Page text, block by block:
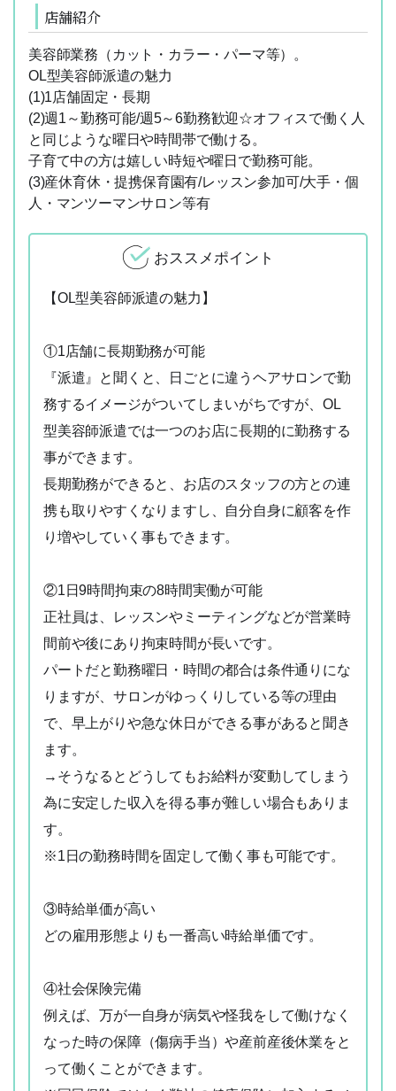
店舗紹介
美容師業務（カット・カラー・パーマ等）。
OL型美容師派遣の魅力
(1)1店舗固定・長期
(2)週1～勤務可能/週5～6勤務歓迎☆オフィスで働く人
と同じような曜日や時間帯で働ける。
子育て中の方は嬉しい時短や曜日で勤務可能。
(3)産休育休・提携保育園有/レッスン参加可/大手・個
人・マンツーマンサロン等有
おススメポイント
【OL型美容師派遣の魅力】
①1店舗に長期勤務が可能
『派遣』と聞くと、日ごとに違うヘアサロンで勤
務するイメージがついてしまいがちですが、OL
型美容師派遣では一つのお店に長期的に勤務する
事ができます。
長期勤務ができると、お店のスタッフの方との連
携も取りやすくなりますし、自分自身に顧客を作
り増やしていく事もできます。
②1日9時間拘束の8時間実働が可能
正社員は、レッスンやミーティングなどが営業時
間前や後にあり拘束時間が長いです。
パートだと勤務曜日・時間の都合は条件通りにな
りますが、サロンがゆっくりしている等の理由
で、早上がりや急な休日ができる事があると聞き
ます。
→そうなるとどうしてもお給料が変動してしまう
為に安定した収入を得る事が難しい場合もありま
す。
※1日の勤務時間を固定して働く事も可能です。
③時給単価が高い
どの雇用形態よりも一番高い時給単価です。
④社会保険完備
例えば、万が一自身が病気や怪我をして働けなく
なった時の保障（傷病手当）や産前産後休業をと
って働くことができます。